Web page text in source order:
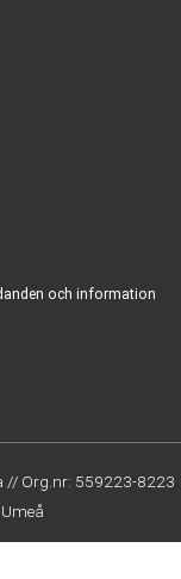
och information
// Org.nr: 559223-8223